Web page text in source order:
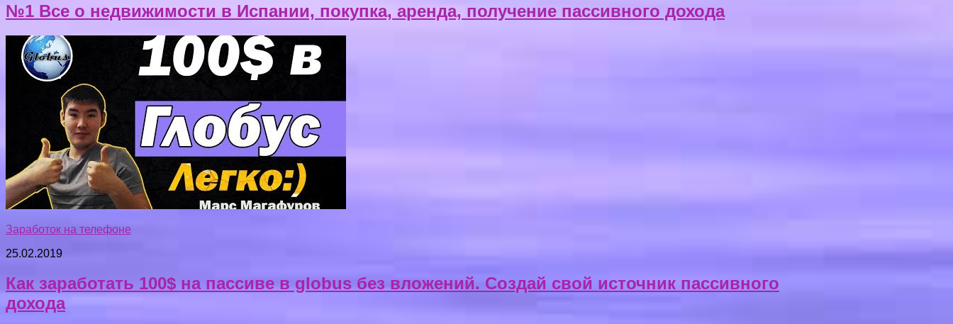
№1 Все о недвижимости в Испании, покупка, аренда, получение пассивного дохода
Заработок на телефоне
25.02.2019
Как заработать 100$ на пассиве в globus без вложений. Создай свой источник пассивного
дохода